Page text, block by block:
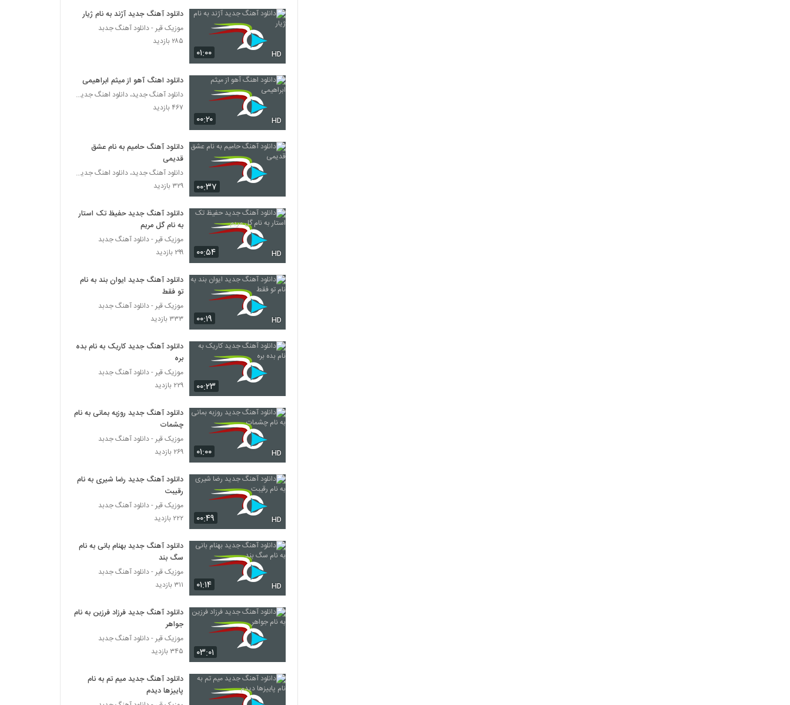
۰۱:۰۰ HD
دانلود آهنگ جدید آژند به نام ژیار
موزیک قیر - دانلود آهنگ جدبد
۲۸۵ بازدید
۰۰:۲۰ HD
دانلود اهنگ آهو از میثم ابراهیمی
دانلود آهنگ جدید، دانلود اهنگ جدید ایرانی
۴۶۷ بازدید
۰۰:۳۷
دانلود آهنگ حامیم به نام عشق
قدیمی
دانلود آهنگ جدید، دانلود اهنگ جدید ایرانی
۳۲۹ بازدید
۰۰:۵۴ HD
دانلود آهنگ جدید حفیظ تک استار
به نام گل مریم
موزیک قیر - دانلود آهنگ جدبد
۲۹۹ بازدید
۰۰:۱۹ HD
دانلود آهنگ جدید ایوان بند به نام
تو فقط
موزیک قیر - دانلود آهنگ جدبد
۳۳۳ بازدید
۰۰:۲۳
دانلود آهنگ جدید کاریک به نام بده
بره
موزیک قیر - دانلود آهنگ جدبد
۲۲۹ بازدید
۰۱:۰۰ HD
دانلود آهنگ جدید روزبه بمانی به نام
چشمات
موزیک قیر - دانلود آهنگ جدبد
۲۶۹ بازدید
۰۰:۴۹ HD
دانلود آهنگ جدید رضا شیری به نام
رقیبت
موزیک قیر - دانلود آهنگ جدبد
۲۲۲ بازدید
۰۱:۱۴ HD
دانلود آهنگ جدید بهنام بانی به نام
سگ بند
موزیک قیر - دانلود آهنگ جدبد
۳۱۱ بازدید
۰۳:۰۱
دانلود آهنگ جدید فرزاد فرزین به نام
جواهر
موزیک قیر - دانلود آهنگ جدبد
۳۴۵ بازدید
دانلود آهنگ جدید میم تم به نام
پاییزها دیدم